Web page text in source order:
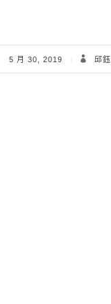
5 月 30, 2019 邱